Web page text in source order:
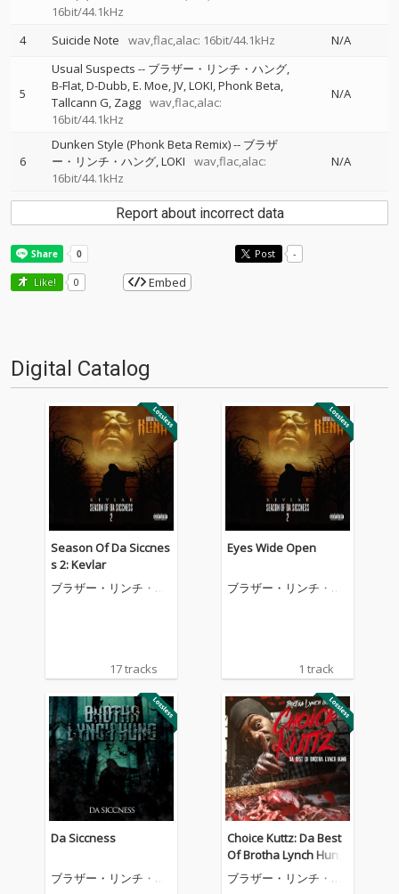
16bit/44.1kHz
4 Suicide Note wav,flac,alac: 16bit/44.1kHz N/A
5
Usual Suspects -- ブラザー・リンチ・ハング
B-Flat D-Dubb E. Moe JV LOKI Phonk Beta
Tallcann G Zagg wav,flac,alac:
16bit/44.1kHz
N/A
6
Dunken Style (Phonk Beta Remix)-- ブラザ
ー・リンチ・ハング LOKI
wav,flac,alac:
16bit/44.1kHz
N/A
Report about incorrect data
Post -
Like! 0 Embed
Digital Catalog
Season Of Da Siccnes
s 2: Kevlar
ブラザー・リンチ・ハ
17 tracks
Eyes Wide Open
ブラザー・リンチ・ハ
1 track
Da Siccness
ブラザー・リンチ・ハ
Choice Kuttz: Da Best
Of Brotha Lynch Hung
ブラザー・リンチ・ハ